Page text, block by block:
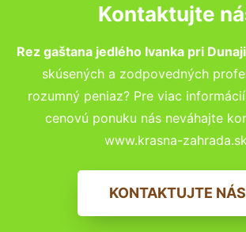
Kontaktujte
Rez gaštana jedlého Ivanka pri Dunaji
skúsených a zodpovedných
rozumný peniaz? Pre viac
cenovú ponuku nás neváhajte
www.krasna-
KONTAKTUJTE NÁS